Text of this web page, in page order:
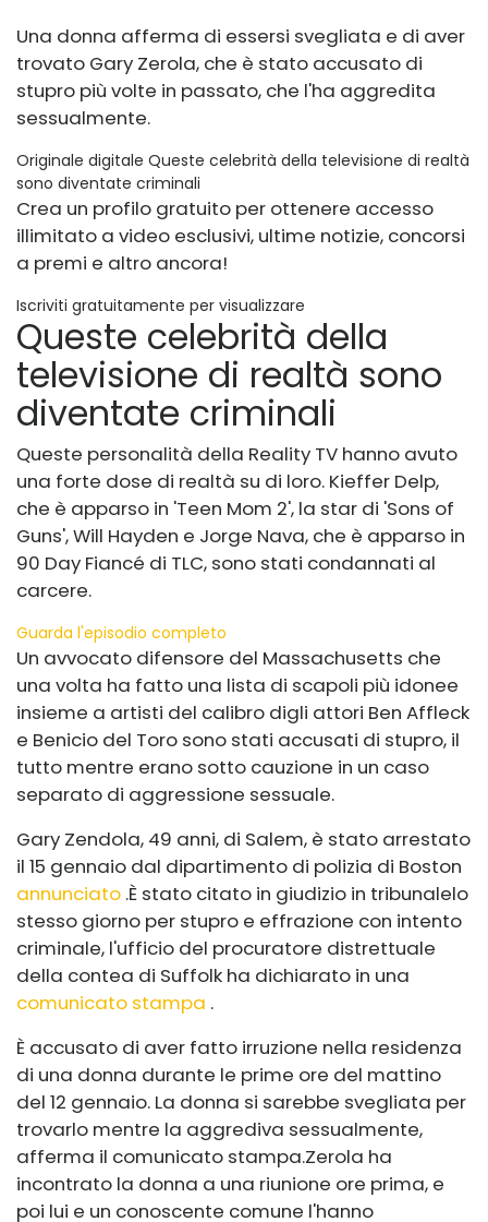
Una donna afferma di essersi svegliata e di aver
trovato Gary Zerola, che è stato accusato di
stupro più volte in passato, che l'ha aggredita
sessualmente.
Originale digitale Queste celebrità della televisione di realtà
sono diventate criminali
Crea un profilo gratuito per ottenere accesso
illimitato a video esclusivi, ultime notizie, concorsi
a premi e altro ancora!
Iscriviti gratuitamente per visualizzare
Queste celebrità della
televisione di realtà sono
diventate criminali
Queste personalità della Reality TV hanno avuto
una forte dose di realtà su di loro. Kieffer Delp,
che è apparso in 'Teen Mom 2', la star di 'Sons of
Guns', Will Hayden e Jorge Nava, che è apparso in
90 Day Fiancé di TLC, sono stati condannati al
carcere.
Guarda l'episodio completo
Un avvocato difensore del Massachusetts che
una volta ha fatto una lista di scapoli più idonee
insieme a artisti del calibro digli attori Ben Affleck
e Benicio del Toro sono stati accusati di stupro, il
tutto mentre erano sotto cauzione in un caso
separato di aggressione sessuale.
Gary Zendola, 49 anni, di Salem, è stato arrestato
il 15 gennaio dal dipartimento di polizia di Boston
annunciato .È stato citato in giudizio in tribunalelo
stesso giorno per stupro e effrazione con intento
criminale, l'ufficio del procuratore distrettuale
della contea di Suffolk ha dichiarato in una
comunicato stampa .
È accusato di aver fatto irruzione nella residenza
di una donna durante le prime ore del mattino
del 12 gennaio. La donna si sarebbe svegliata per
trovarlo mentre la aggrediva sessualmente,
afferma il comunicato stampa.Zerola ha
incontrato la donna a una riunione ore prima, e
poi lui e un conoscente comune l'hanno